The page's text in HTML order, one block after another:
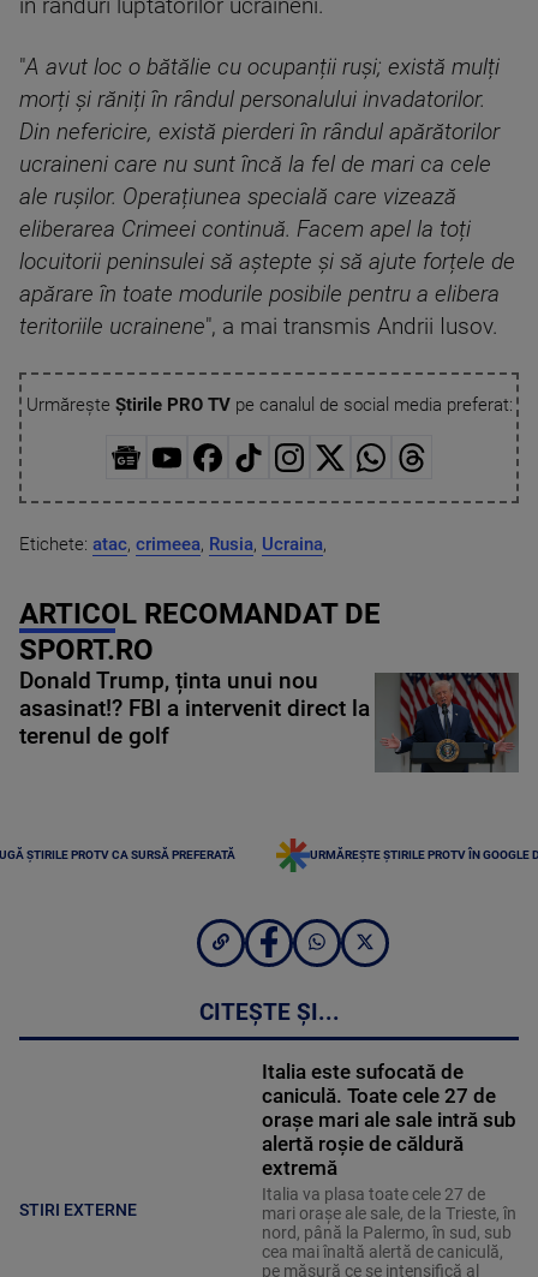
în rânduri luptătorilor ucraineni.
"A avut loc o bătălie cu ocupanții ruși; există mulți
morți și răniți în rândul personalului invadatorilor.
Din nefericire, există pierderi în rândul apărătorilor
ucraineni care nu sunt încă la fel de mari ca cele
ale rușilor. Operațiunea specială care vizează
eliberarea Crimeei continuă. Facem apel la toți
locuitorii peninsulei să aștepte și să ajute forțele de
apărare în toate modurile posibile pentru a elibera
teritoriile ucrainene", a mai transmis Andrii Iusov.
Urmărește Știrile PRO TVpe canalul de social media preferat:
Etichete: atac, crimeea, Rusia, Ucraina,
ARTICOL RECOMANDAT DE
SPORT.RO
Donald Trump, ținta unui nou
asasinat!? FBI a intervenit direct la
terenul de golf
ȘTIRILE PROTV CA SURSĂ PREFERATĂ URMĂREȘTE ȘTIRILE PROTV ÎN GOOGLE
CITEȘTE ȘI...
STIRI EXTERNE
Italia este sufocată de
caniculă. Toate cele 27 de
oraşe mari ale sale intră sub
alertă roșie de căldură
extremă
Italia va plasa toate cele 27 de
mari orașe ale sale, de la Trieste, în
nord, până la Palermo, în sud, sub
cea mai înaltă alertă de caniculă,
pe măsură ce se intensifică al